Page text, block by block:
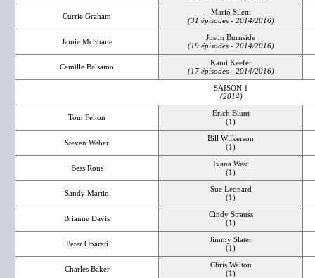
Currie Graham
Mario Siletti
(31 épisodes - 2014/2016)
Jamie McShane
Justin Burnside
(19 épisodes - 2014/2016)
Camille Balsamo
Kami Keefer
(17 épisodes - 2014/2016)
SAISON 1
(2014)
Tom Felton
Erich Blunt
(1)
Steven Weber
Bill Wilkerson
(1)
Bess Rous
Ivana West
(1)
Sandy Martin
Sue Leonard
(1)
Brianne Davis
Cindy Strauss
(1)
Peter Onarati
Jimmy Slater
(1)
Charles Baker
Chris Walton
(1)